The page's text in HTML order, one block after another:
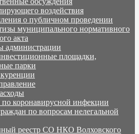
воздействия
о публичном проведении
муниципального нормативного
акта
администрации
площадки,
парки
коронавирусной инфекции
по вопросам нелегальной
реестр СО НКО Волховского